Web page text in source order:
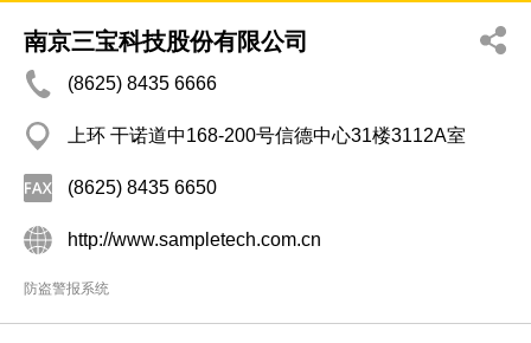
南京三宝科技股份有限公司
(8625) 8435 6666
上环 干诺道中168-200号信德中心31楼3112A室
(8625) 8435 6650
http://www.sampletech.com.cn
防盗警报系统